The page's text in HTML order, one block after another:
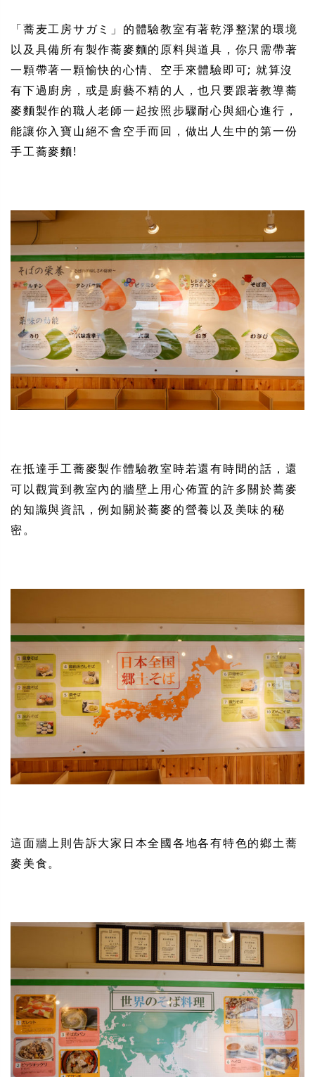
「蕎麦工房サガミ」的體驗教室有著乾淨整潔的環境
以及具備所有製作蕎麥麵的原料與道具，你只需帶著
一顆帶著一顆愉快的心情、空手來體驗即可; 就算沒
有下過廚房，或是廚藝不精的人，也只要跟著教導蕎
麥麵製作的職人老師一起按照步驟耐心與細心進行，
能讓你入寶山絕不會空手而回，做出人生中的第一份
手工蕎麥麵!
在抵達手工蕎麥製作體驗教室時若還有時間的話，還
可以觀賞到教室內的牆壁上用心佈置的許多關於蕎麥
的知識與資訊，例如關於蕎麥的營養以及美味的秘
密。
這面牆上則告訴大家日本全國各地各有特色的鄉土蕎
麥美食。